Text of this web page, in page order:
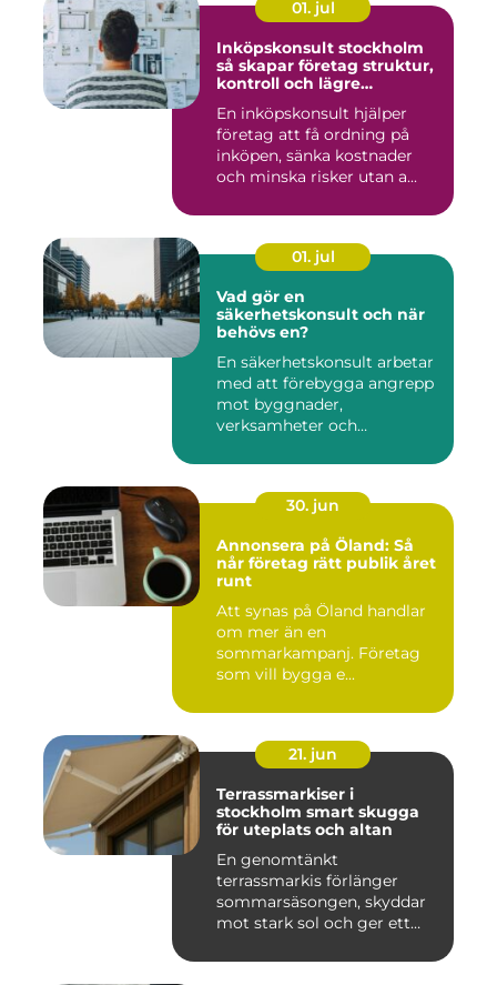
01. jul
Inköpskonsult stockholm
så skapar företag struktur,
kontroll och lägre
En inköpskonsult hjälper
företag att få ordning på
inköpen, sänka kostnader
och minska risker utan a...
01. jul
Vad gör en
säkerhetskonsult och när
behövs en?
En säkerhetskonsult arbetar
med att förebygga angrepp
mot byggnader,
verksamheter och
30. jun
Annonsera på Öland: Så
når företag rätt publik året
runt
Att synas på Öland handlar
om mer än en
sommarkampanj. Företag
som vill bygga e...
21. jun
Terrassmarkiser i
stockholm smart skugga
för uteplats och altan
En genomtänkt
terrassmarkis förlänger
sommarsäsongen, skyddar
mot stark sol och ger ett